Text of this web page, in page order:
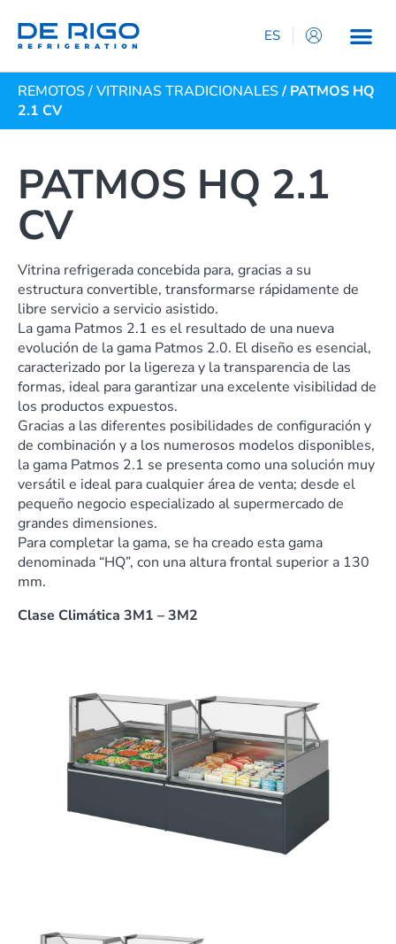
ES
IT
EN
REMOTOS/VITRINAS TRADICIONALES/ PATMOS HQ
2.1 CV
PATMOS HQ 2.1
CV
Vitrina refrigerada concebida para, gracias a su
estructura convertible, transformarse rápidamente de
libre servicio a servicio asistido.
La gama Patmos 2.1 es el resultado de una nueva
evolución de la gama Patmos 2.0. El diseño es esencial,
caracterizado por la ligereza y la transparencia de las
formas, ideal para garantizar una excelente visibilidad de
los productos expuestos.
Gracias a las diferentes posibilidades de configuración y
de combinación y a los numerosos modelos disponibles,
la gama Patmos 2.1 se presenta como una solución muy
versátil e ideal para cualquier área de venta; desde el
pequeño negocio especializado al supermercado de
grandes dimensiones.
Para completar la gama, se ha creado esta gama
denominada “HQ”, con una altura frontal superior a 130
mm.
Clase Climática 3M1 – 3M2